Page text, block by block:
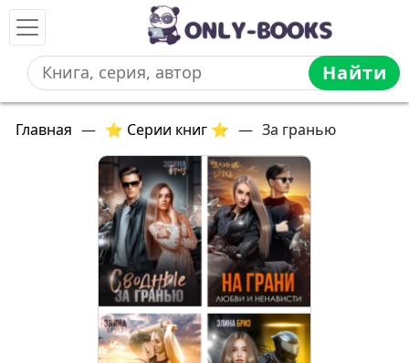
Найти
Главная — ⭐ Серии книг ⭐ — За гранью